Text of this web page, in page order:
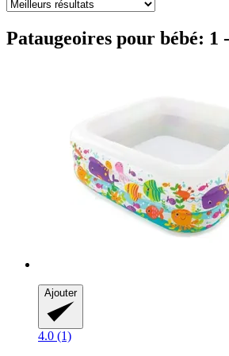
Pataugeoires pour bébé: 1
Ajouter
4.0 (1)